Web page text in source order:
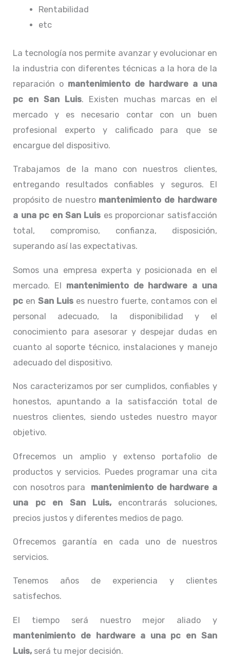
Rentabilidad
etc
La tecnología nos permite avanzar y evolucionar en
la industria con diferentes técnicas a la hora de la
reparación o mantenimiento de hardware a una
pc en San Luis. Existen muchas marcas en el
mercado y es necesario contar con un buen
profesional experto y calificado para que se
encargue del dispositivo.
Trabajamos de la mano con nuestros clientes,
entregando resultados confiables y seguros. El
propósito de nuestro mantenimiento de hardware
a una pc en San Luis es proporcionar satisfacción
total, compromiso, confianza, disposición,
superando así las expectativas.
Somos una empresa experta y posicionada en el
mercado. El mantenimiento de hardware a una
pc enSan Luis es nuestro fuerte, contamos con el
personal adecuado, la disponibilidad y el
conocimiento para asesorar y despejar dudas en
cuanto al soporte técnico, instalaciones y manejo
adecuado del dispositivo.
Nos caracterizamos por ser cumplidos, confiables y
honestos, apuntando a la satisfacción total de
nuestros clientes, siendo ustedes nuestro mayor
objetivo.
Ofrecemos un amplio y extenso portafolio de
productos y servicios. Puedes programar una cita
con nosotros para mantenimiento de hardware a
una pcen San Luis, encontrarás soluciones,
precios justos y diferentes medios de pago.
Ofrecemos garantía en cada uno de nuestros
servicios.
Tenemos años de experiencia y clientes
satisfechos.
El tiempo será nuestro mejor aliado y
mantenimiento de hardware a una pc en San
Luis, será tu mejor decisión.